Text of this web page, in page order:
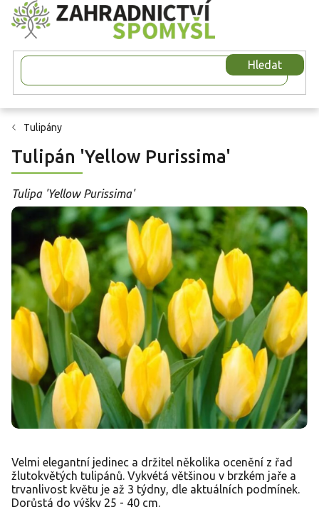
Přejít
na
obsah
Hledat
Tulipány
Tulipán 'Yellow Purissima'
Tulipa 'Yellow Purissima'
Velmi elegantní jedinec a držitel několika ocenění z řad
žlutokvětých tulipánů. Vykvétá většinou v brzkém jaře a
trvanlivost květu je až 3 týdny, dle aktuálních podmínek.
Dorůstá do výšky 25 - 40 cm.